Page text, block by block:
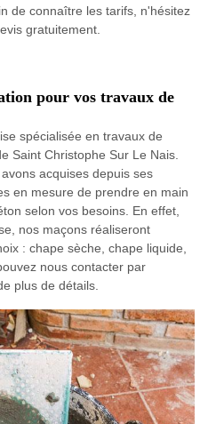
de connaître les tarifs, n'hésitez
gratuitement.
pour vos travaux de
spécialisée en travaux de
Saint Christophe Sur Le Nais.
acquises depuis ses
en mesure de prendre en main
selon vos besoins. En effet,
nos maçons réaliseront
: chape sèche, chape liquide,
nous contacter par
plus de détails.